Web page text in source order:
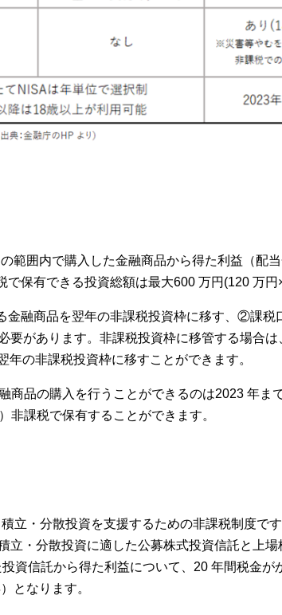
範囲内で購入した金融商品から得た利益（配
保有できる投資総額は最大600 万円(120 万円
融商品を翌年の非課税投資枠に移す、②課税
があります。非課税投資枠に移管する場合
の非課税投資枠に移すことができます。
商品の購入を行うことができるのは2023 年ま
非課税で保有することができます。
立・分散投資を支援するための非課税制度で
立・分散投資に適した公募株式投資信託と上
資信託から得た利益について、20 年間税金が
となります。